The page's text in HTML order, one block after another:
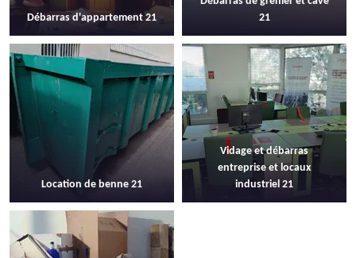
Débarras d'appartement 21
21
Location de benne 21
Vidage et débarras
entreprise et locaux
industriel 21